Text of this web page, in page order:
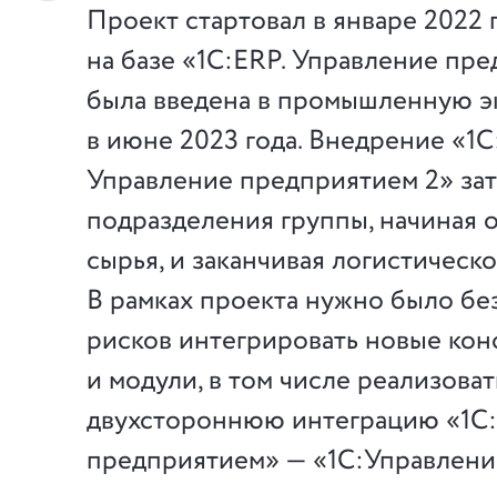
Проект стартовал в январе 2022
на базе «1С:ERP. Управление
была введена в промышленную
в июне 2023 года. Внедрение
Управление предприятием 2»
подразделения группы, начиная
сырья, и заканчивая
В рамках проекта нужно было
рисков интегрировать новые
и модули, в том числе
двухстороннюю интеграцию
предприятием» —